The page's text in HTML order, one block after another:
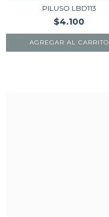
PILUSO LBD113
$4.100
AGREGAR AL CARRITO